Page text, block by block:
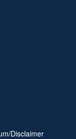
Disclaimer